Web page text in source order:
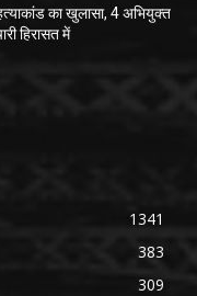
का खुलासा, 4 अभियुक्त
हिरासत में
1341
383
309